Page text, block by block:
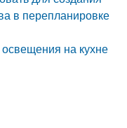
в перепланировке
на кухне